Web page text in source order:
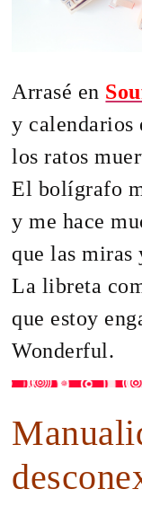
Arrasé en
y calendarios
los ratos
El bolígrafo
y me hace
que las miras
La libreta
que estoy
Wonderful.